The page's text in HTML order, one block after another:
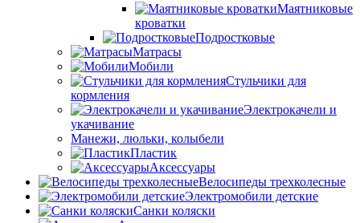
Маятниковые
кроватки
Подростковые
Матрасы
Мобили
Стульчики для
кормления
Электрокачели и
укачивание
Манежи, люльки, колыбели
Пластик
Аксессуары
Велосипеды трехколесные
Электромобили детские
Санки коляски